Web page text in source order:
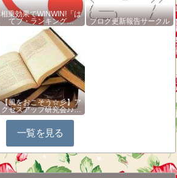
相乗効果でWINWIN!「は
てブ・ランキング…
ブログ更新報告サークル
【風をおこそう☆彡】ア
クセスアップ研究会♪♪…
一覧を見る